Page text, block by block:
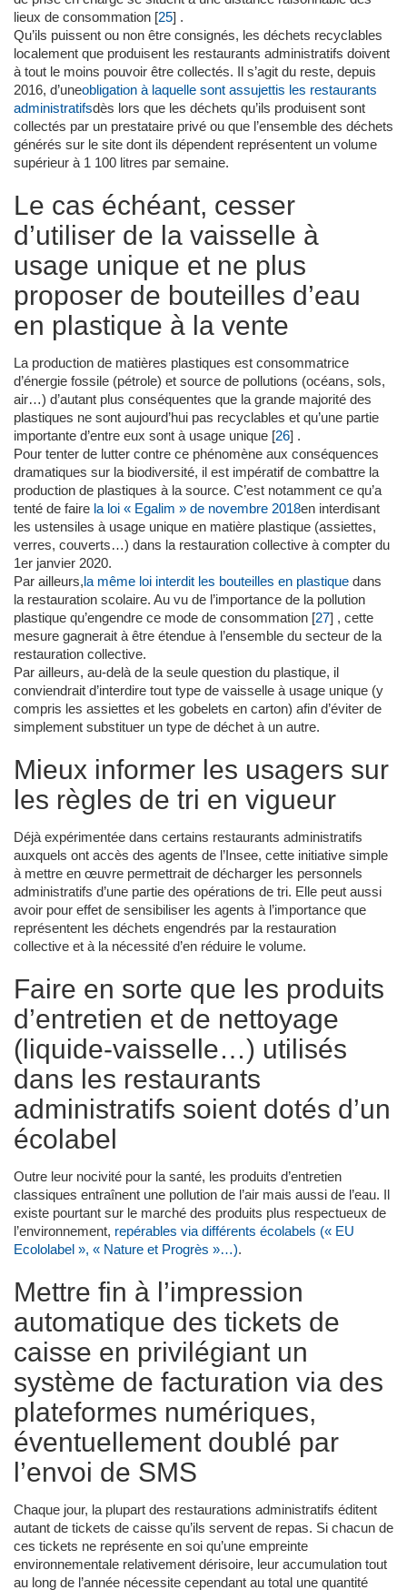
lieux de consommation [25] .
Qu’ils puissent ou non être consignés, les déchets recyclables
localement que produisent les restaurants administratifs doivent
à tout le moins pouvoir être collectés. Il s’agit du reste, depuis
2016, d’uneobligation à laquelle sont assujettis les restaurants
administratifsdès lors que les déchets qu’ils produisent sont
collectés par un prestataire privé ou que l’ensemble des déchets
générés sur le site dont ils dépendent représentent un volume
supérieur à 1 100 litres par semaine.
Le cas échéant, cesser
d’utiliser de la vaisselle à
usage unique et ne plus
proposer de bouteilles d’eau
en plastique à la vente
La production de matières plastiques est consommatrice
d’énergie fossile (pétrole) et source de pollutions (océans, sols,
air…) d’autant plus conséquentes que la grande majorité des
plastiques ne sont aujourd’hui pas recyclables et qu’une partie
importante d’entre eux sont à usage unique [26] .
Pour tenter de lutter contre ce phénomène aux conséquences
dramatiques sur la biodiversité, il est impératif de combattre la
production de plastiques à la source. C’est notamment ce qu’a
tenté de faire la loi « Egalim » de novembre 2018en interdisant
les ustensiles à usage unique en matière plastique (assiettes,
verres, couverts…) dans la restauration collective à compter du
1er janvier 2020.
Par ailleurs, la même loi interdit les bouteilles en plastique dans
la restauration scolaire. Au vu de l’importance de la pollution
plastique qu’engendre ce mode de consommation [27] , cette
mesure gagnerait à être étendue à l’ensemble du secteur de la
restauration collective.
Par ailleurs, au-delà de la seule question du plastique, il
conviendrait d’interdire tout type de vaisselle à usage unique (y
compris les assiettes et les gobelets en carton) afin d’éviter de
simplement substituer un type de déchet à un autre.
Mieux informer les usagers sur
les règles de tri en vigueur
Déjà expérimentée dans certains restaurants administratifs
auxquels ont accès des agents de l’Insee, cette initiative simple
à mettre en œuvre permettrait de décharger les personnels
administratifs d’une partie des opérations de tri. Elle peut aussi
avoir pour effet de sensibiliser les agents à l’importance que
représentent les déchets engendrés par la restauration
collective et à la nécessité d’en réduire le volume.
Faire en sorte que les produits
d’entretien et de nettoyage
(liquide-vaisselle…) utilisés
dans les restaurants
administratifs soient dotés d’un
écolabel
Outre leur nocivité pour la santé, les produits d’entretien
classiques entraînent une pollution de l’air mais aussi de l’eau. Il
existe pourtant sur le marché des produits plus respectueux de
l’environnement, repérables via différents écolabels (« EU
Ecololabel », « Nature et Progrès »…).
Mettre fin à l’impression
automatique des tickets de
caisse en privilégiant un
système de facturation via des
plateformes numériques,
éventuellement doublé par
l’envoi de SMS
Chaque jour, la plupart des restaurations administratifs éditent
autant de tickets de caisse qu’ils servent de repas. Si chacun de
ces tickets ne représente en soi qu’une empreinte
environnementale relativement dérisoire, leur accumulation tout
au long de l’année nécessite cependant au total une quantité